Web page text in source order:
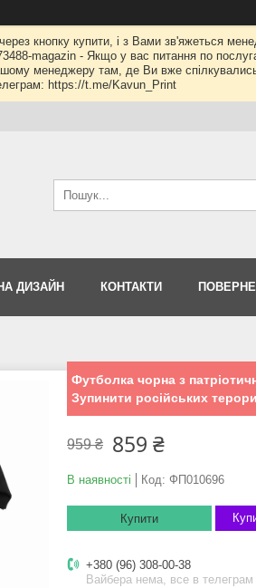
кнопку купити, і з Вами зв'яжеться
magazin - Якщо у вас питання по
менеджеру там, де Ви вже
https://t.me/Kavun_Print
ДИЗАЙН КОНТАКТИ
Футболка чорна з
Зупинити російських
959 ₴ 859 ₴
В наявності Код: ФП010696
Купити
+380 (96) 308-00-38
Вайбера нема, все в телеграм